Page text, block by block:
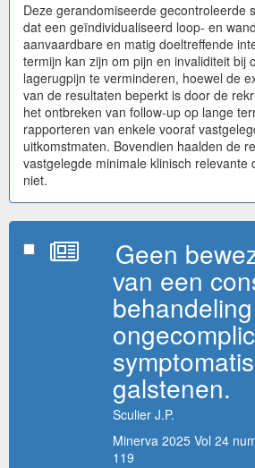
Deze gerandomiseerde gecontroleerde
dat een geïndividualiseerd loop- en
aanvaardbare en matig doeltreffende
termijn kan zijn om pijn en invaliditeit bij
lagerugpijn te verminderen, hoewel de
van de resultaten beperkt is door de
het ontbreken van follow-up op lange
rapporteren van enkele vooraf
uitkomstmaten. Bovendien haalden de
vastgelegde minimale klinisch relevante
niet.
Geen
van een
galstenen.
Sculier J.P.
Minerva 2025 Vol 24
119